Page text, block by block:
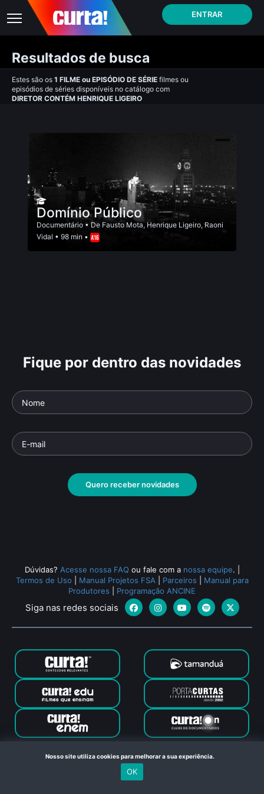
ENTRAR
Resultados de busca
Estes são os 1 FILME ou EPISÓDIO DE SÉRIE filmes ou
episódios de séries disponíveis no catálogo com
DIRETOR CONTÉM HENRIQUE LIGEIRO
Domínio Público
Documentário • De Fausto Mota, Henrique Ligeiro,Raoni
Vidal • 98 min •
Fique por dentro das novidades
Quero receber novidades
Dúvidas? Acesse nossa FAQ ou fale com a nossa equipe.
Termos de Uso
Manual Projetos FSA Parceiros
Manual para
Produtores
Programação ANCINE
Siga nas redes sociais
Canal Curta © 2024. Todos os direitos reservados. Feito com
no Rio de Janeiro
Nosso site utiliza cookies para melhorar a sua experiência.
OK